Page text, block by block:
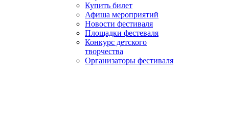
Купить билет
Афиша мероприятий
Новости фестиваля
Площадки фестеваля
Конкурс детского
творчества
Организаторы фестиваля